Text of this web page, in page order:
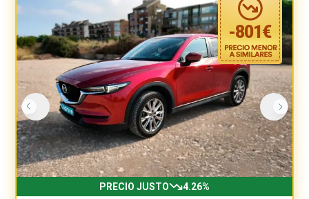
-801€
PRECIO JUSTO 4.26%